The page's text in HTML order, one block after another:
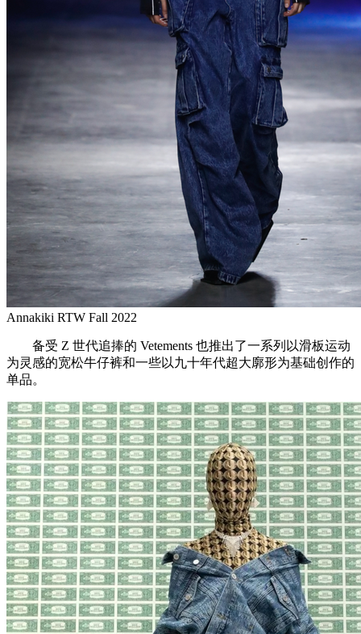
Annakiki RTW Fall 2022
备受 Z 世代追捧的 Vetements 也推出了一系列以滑板运动
为灵感的宽松牛仔裤和一些以九十年代超大廓形为基础创作的
单品。